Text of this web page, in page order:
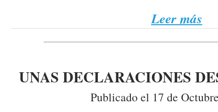
Leer más
UNAS DECLARACIONES
Publicado el 17 de